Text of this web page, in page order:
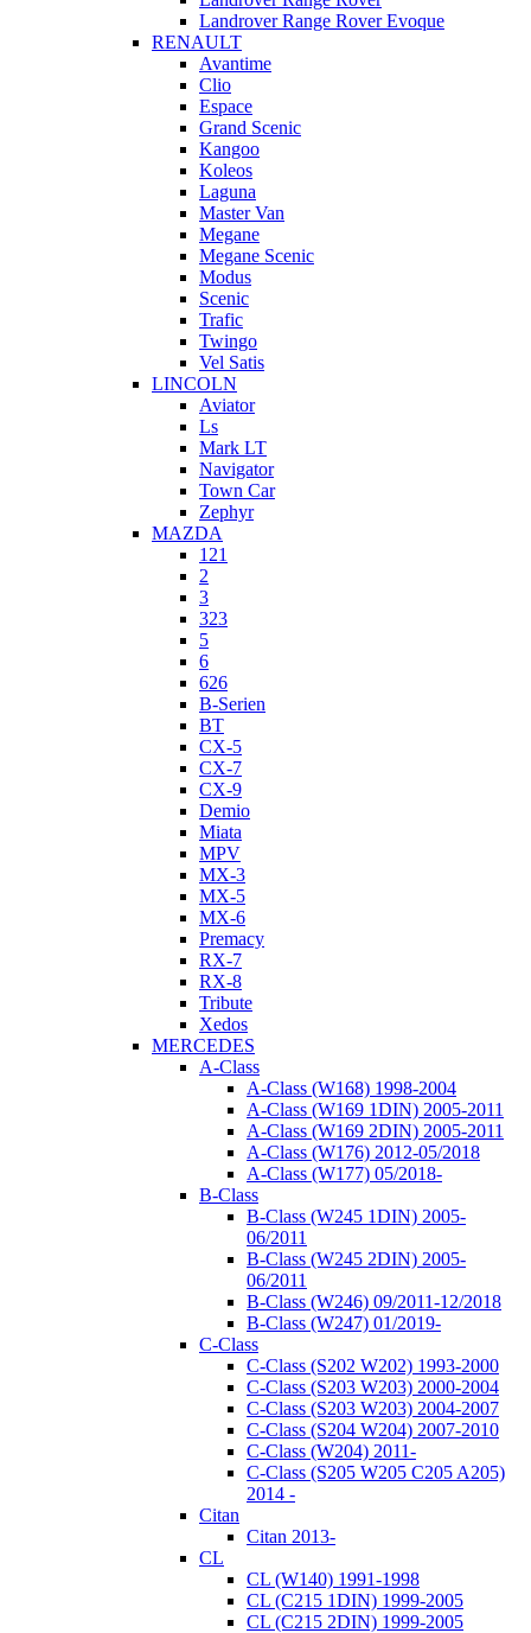
Landrover Range Rover Evoque
RENAULT
Avantime
Clio
Espace
Grand Scenic
Kangoo
Koleos
Laguna
Master Van
Megane
Megane Scenic
Modus
Scenic
Trafic
Twingo
Vel Satis
LINCOLN
Aviator
Ls
Mark LT
Navigator
Town Car
Zephyr
MAZDA
121
2
3
323
5
6
626
B-Serien
BT
CX-5
CX-7
CX-9
Demio
Miata
MPV
MX-3
MX-5
MX-6
Premacy
RX-7
RX-8
Tribute
Xedos
MERCEDES
A-Class
A-Class (W168) 1998-2004
A-Class (W169 1DIN) 2005-2011
A-Class (W169 2DIN) 2005-2011
A-Class (W176) 2012-05/2018
A-Class (W177) 05/2018-
B-Class
B-Class (W245 1DIN) 2005-
06/2011
B-Class (W245 2DIN) 2005-
06/2011
B-Class (W246) 09/2011-12/2018
B-Class (W247) 01/2019-
C-Class
C-Class (S202 W202) 1993-2000
C-Class (S203 W203) 2000-2004
C-Class (S203 W203) 2004-2007
C-Class (S204 W204) 2007-2010
C-Class (W204) 2011-
C-Class (S205 W205 C205 A205)
2014 -
Citan
Citan 2013-
CL
CL (W140) 1991-1998
CL (C215 1DIN) 1999-2005
CL (C215 2DIN) 1999-2005